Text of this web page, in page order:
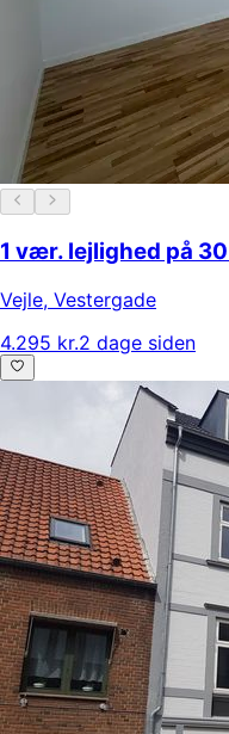
1 vær. lejlighed på 30
Vejle, Vestergade
4.295 kr.2 dage siden